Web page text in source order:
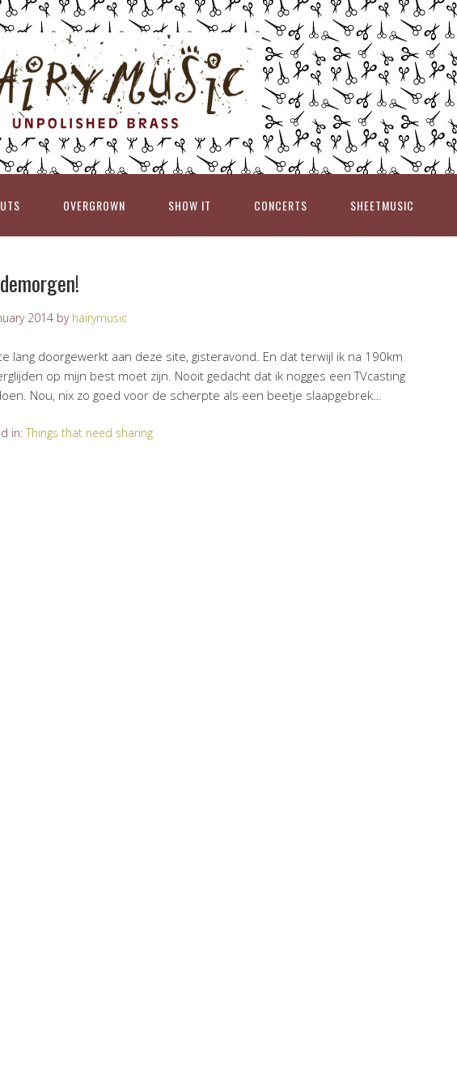
OVERGROWN SHOW IT CONCERTS SHEETMUSIC
2014 by hairymusic
lang doorgewerkt aan deze site, gisteravond. En dat terwijl ik na 190km
op mijn best moet zijn. Nooit gedacht dat ik nogges een TVcasting
Nou, nix zo goed voor de scherpte als een beetje slaapgebrek…
in: Things that need sharing